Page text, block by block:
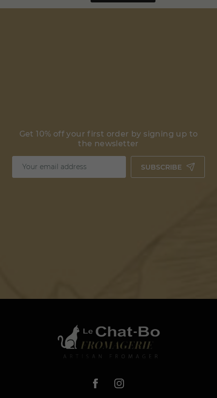
Get 10% off your first order by signing up to
the newsletter
SUBSCRIBE